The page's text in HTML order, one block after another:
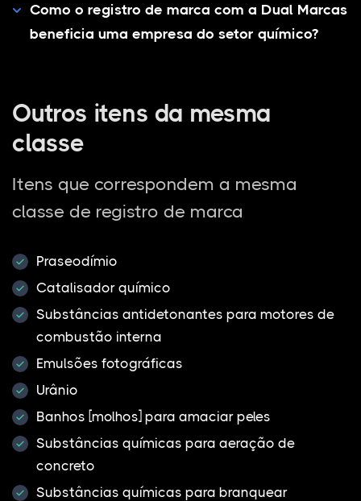
Como o registro de marca com a Dual Marcas
beneficia uma empresa do setor químico?
Outros itens da mesma
classe
Itens que correspondem a mesma
classe de registro de marca
Praseodímio
Catalisador químico
Substâncias antidetonantes para motores de
combustão interna
Emulsões fotográficas
Urânio
Banhos [molhos] para amaciar peles
Substâncias químicas para aeração de
concreto
Substâncias químicas para branquear